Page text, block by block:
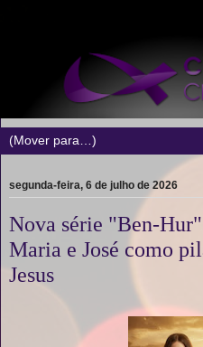
segunda-feira, 6 de julho de 2026
Nova série "Ben-
Maria e José como
Jesus